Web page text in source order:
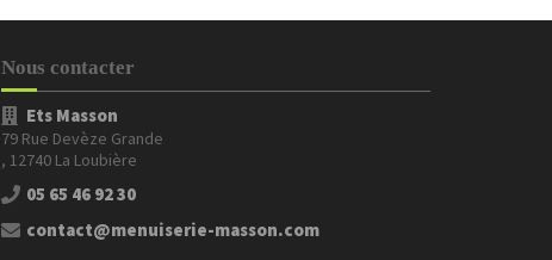
Nous contacter
Ets Masson
79 Rue Devèze Grande
, 12740 La Loubière
05 65 46 92 30
contact@menuiserie-masson.com